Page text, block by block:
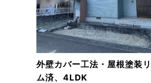
外壁カバー工法・屋根塗装
ム済、4LDK